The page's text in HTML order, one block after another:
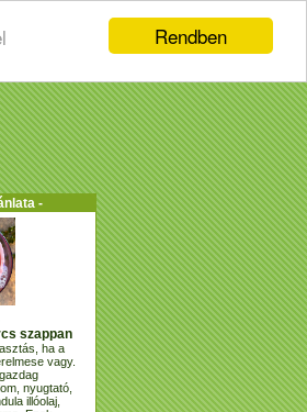
Rendben
-
szappan
ha a
vagy.
nyugtató,
illóolaj,